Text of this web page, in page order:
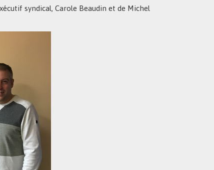
syndical, Carole Beaudin et de Michel